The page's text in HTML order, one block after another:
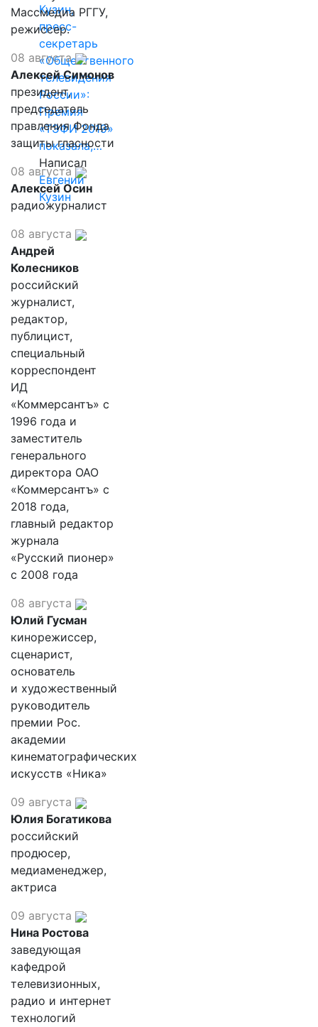
Кузин,
пресс-
секретарь
«Общественного
телевидения
России»:
Премия
«ТЭФИ 2019»
показала,…
Написал
Евгений
Кузин
Массмедиа РГГУ,
режиссер.
08 августа
Алексей Симонов
президент,
председатель
правления Фонда
защиты гласности
08 августа
Алексей Осин
радиожурналист
08 августа
Андрей
Колесников
российский
журналист,
редактор,
публицист,
специальный
корреспондент
ИД
«Коммерсантъ» с
1996 года и
заместитель
генерального
директора ОАО
«Коммерсантъ» с
2018 года,
главный редактор
журнала
«Русский пионер»
с 2008 года
08 августа
Юлий Гусман
кинорежиссер,
сценарист,
основатель
и художественный
руководитель
премии Рос.
академии
кинематографических
искусств «Ника»
09 августа
Юлия Богатикова
российский
продюсер,
медиаменеджер,
актриса
09 августа
Нина Ростова
заведующая
кафедрой
телевизионных,
радио и интернет
технологий